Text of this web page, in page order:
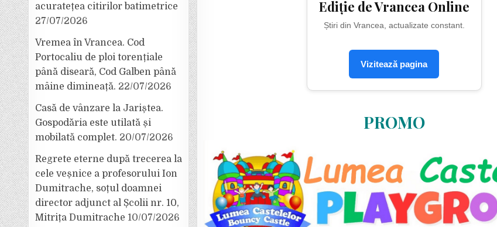
Ediție de Vrancea Online
Știri din Vrancea, actualizate constant.
Vizitează pagina
PROMO
acuratețea citirilor batimetrice
27/07/2026
Vremea în Vrancea. Cod
Portocaliu de ploi torențiale
până diseară, Cod Galben până
mâine dimineață. 22/07/2026
Casă de vânzare la Jariștea.
Gospodăria este utilată și
mobilată complet. 20/07/2026
Regrete eterne după trecerea la
cele veșnice a profesorului Ion
Dumitrache, soțul doamnei
director adjunct al Școlii nr. 10,
Mitrița Dumitrache 10/07/2026